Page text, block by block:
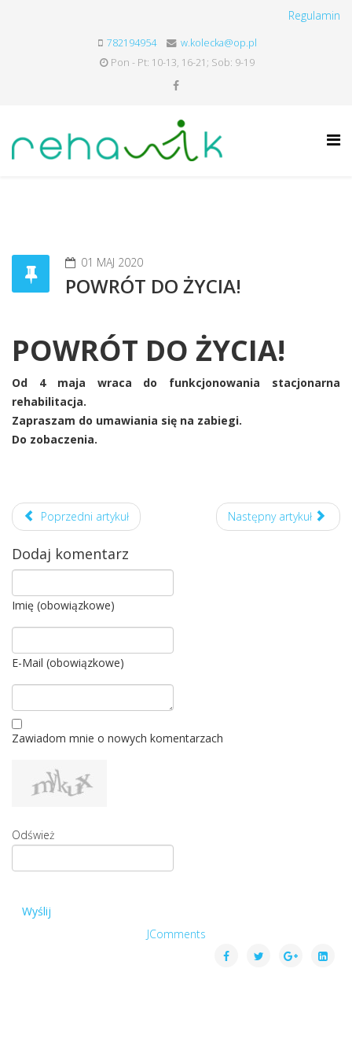
Regulamin
782194954
w.kolecka@op.pl
Pon - Pt: 10-13, 16-21; Sob: 9-19
01 MAJ 2020
POWRÓT DO ŻYCIA!
POWRÓT DO ŻYCIA!
Od 4 maja wraca do funkcjonowania stacjonarna
rehabilitacja.
Zapraszam do umawiania się na zabiegi.
Do zobaczenia.
Poprzedni artykuł Następny artykuł
Dodaj komentarz
Imię (obowiązkowe)
E-Mail (obowiązkowe)
Zawiadom mnie o nowych komentarzach
Odśwież
Wyślij
JComments